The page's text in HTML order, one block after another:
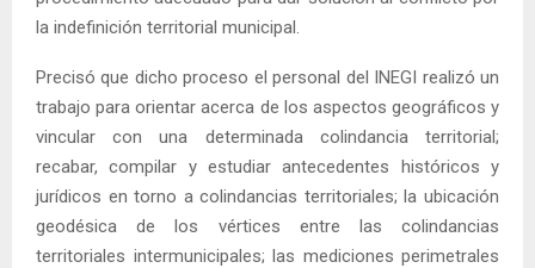
la indefinición territorial municipal.
Precisó que dicho proceso el personal del INEGI realizó un
trabajo para orientar acerca de los aspectos geográficos y
vincular con una determinada colindancia territorial;
recabar, compilar y estudiar antecedentes históricos y
jurídicos en torno a colindancias territoriales; la ubicación
geodésica de los vértices entre las colindancias
territoriales intermunicipales; las mediciones perimetrales